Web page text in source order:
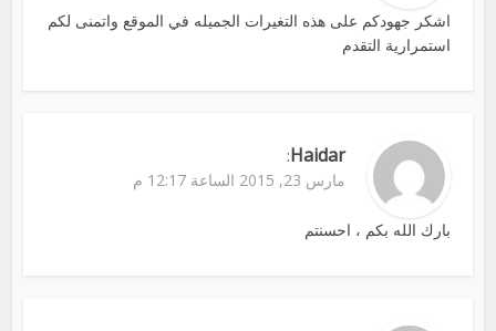
اشكر جهودكم على هذه التغيرات الجميله في الموقع واتمنى لكم
استمرارية التقدم
Haidar
:
مارس 23, 2015 الساعة 12:17 م
بارك الله بكم ، احسنتم